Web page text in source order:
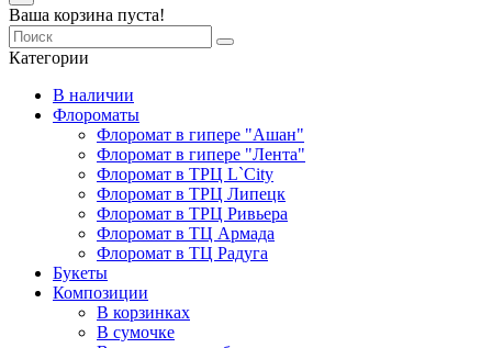
Ваша корзина пуста!
Категории
В наличии
Флороматы
Флоромат в гипере "Ашан"
Флоромат в гипере "Лента"
Флоромат в ТРЦ L`City
Флоромат в ТРЦ Липецк
Флоромат в ТРЦ Ривьера
Флоромат в ТЦ Армада
Флоромат в ТЦ Радуга
Букеты
Композиции
В корзинках
В сумочке